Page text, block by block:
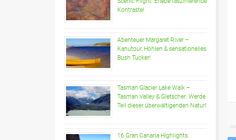
Kontraste!
Abenteuer Margaret River –
Kanutour, Höhlen & sensationelles
Bush Tucker!
Tasman Glacier Lake Walk –
Tasman Valley & Gletscher: Werde
Teil dieser überwältigenden Natur!
16 Gran Canaria Highlights: